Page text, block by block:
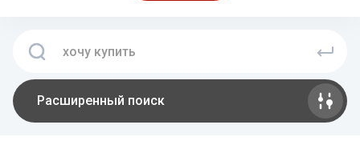
Расширенный поиск